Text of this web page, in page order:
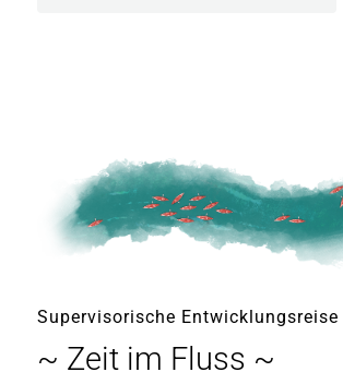
Supervisorische Entwicklungsreise
~ Zeit im Fluss ~